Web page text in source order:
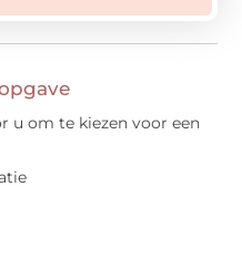
u om te kiezen voor een